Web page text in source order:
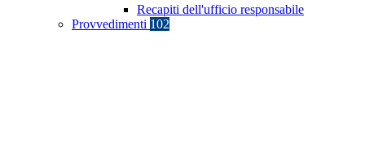
Recapiti dell'ufficio responsabile
Provvedimenti 102